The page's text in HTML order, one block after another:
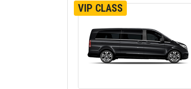
VIP CLASS